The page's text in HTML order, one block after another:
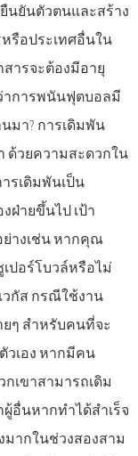
นยันตัวตนและสร้าง
รือประเทศอื่นใน
ารจะต้องมีอายุ
าการพนันฟุตบอลมี
มา? การเดิมพัน
ด้วยความสะดวกใน
รเดิมพันเป็น
ฝ่ายขึ้นไป เป้า
างเช่น หากคุณ
ปอร์โบวล์หรือไม่
กัส กรณีใช้งาน
ๆ สำหรับคนที่จะ
วเอง หากมีคน
เขาสามารถเดิม
อื่นหากทำได้สำเร็จ
มากในช่วงสองสาม